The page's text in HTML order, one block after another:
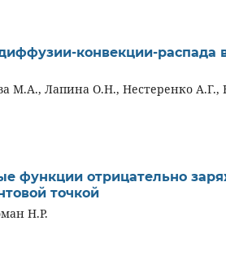
конвекции-распада
М.А., Лапина О.Н., Нестеренко
функции отрицательно
точкой
Н.Р.